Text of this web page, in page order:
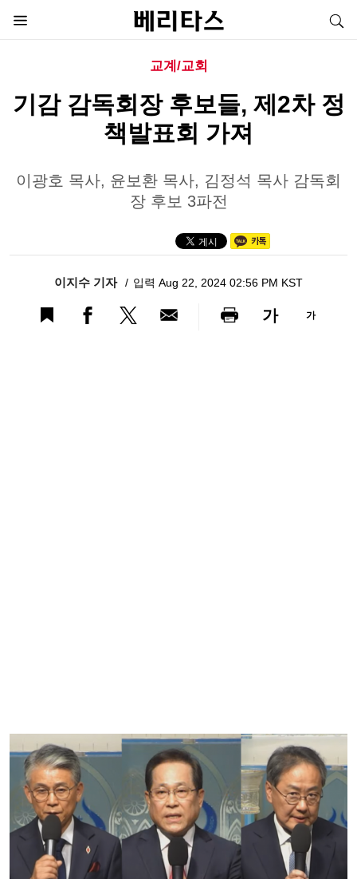
교계/교회
기감 감독회장 후보들, 제2차 정
책발표회 가져
이광호 목사, 윤보환 목사, 김정석 목사 감독회
장 후보 3파전
이지수 기자 입력 Aug 22, 2024 02:56 PM KST
가 가